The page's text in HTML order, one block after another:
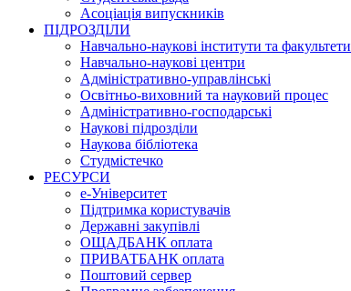
Асоціація випускників
ПІДРОЗДІЛИ
Навчально-наукові інститути та факультети
Навчально-наукові центри
Адміністративно-управлінські
Освітньо-виховний та науковий процес
Адміністративно-господарські
Наукові підрозділи
Наукова бібліотека
Студмістечко
РЕСУРСИ
е-Університет
Підтримка користувачів
Державні закупівлі
ОЩАДБАНК оплата
ПРИВАТБАНК оплата
Поштовий сервер